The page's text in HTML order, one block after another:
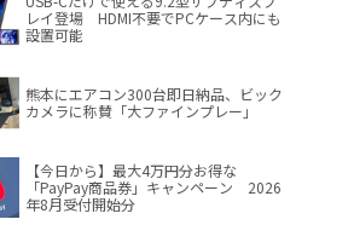
レイ登場 HDMI不要でPCケース内にも
設置可能
熊本にエアコン300台即日納品、ビック
カメラに称賛「大ファインプレー」
【今日から】最大4万円分お得な
「PayPay商品券」キャンペーン 2026
年8月受付開始分